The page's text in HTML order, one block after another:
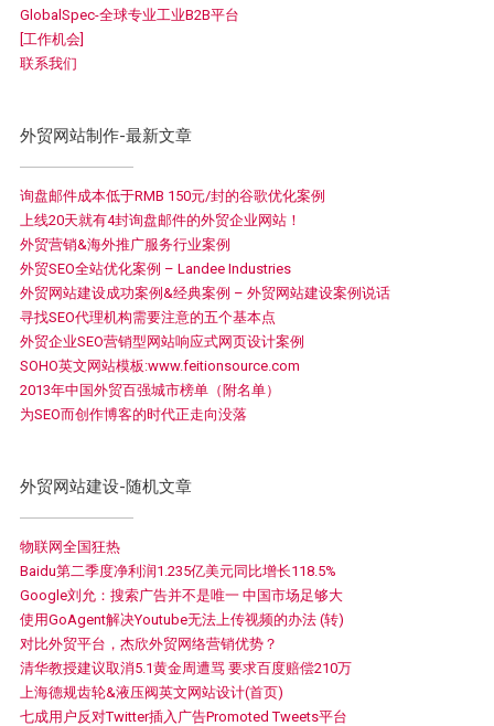
GlobalSpec-全球专业工业B2B平台
[工作机会]
联系我们
外贸网站制作-最新文章
询盘邮件成本低于RMB 150元/封的谷歌优化案例
上线20天就有4封询盘邮件的外贸企业网站！
外贸营销&海外推广服务行业案例
外贸SEO全站优化案例 – Landee Industries
外贸网站建设成功案例&经典案例 – 外贸网站建设案例说话
寻找SEO代理机构需要注意的五个基本点
外贸企业SEO营销型网站响应式网页设计案例
SOHO英文网站模板:www.feitionsource.com
2013年中国外贸百强城市榜单（附名单）
为SEO而创作博客的时代正走向没落
外贸网站建设-随机文章
物联网全国狂热
Baidu第二季度净利润1.235亿美元同比增长118.5%
Google刘允：搜索广告并不是唯一 中国市场足够大
使用GoAgent解决Youtube无法上传视频的办法 (转)
对比外贸平台，杰欣外贸网络营销优势？
清华教授建议取消5.1黄金周遭骂 要求百度赔偿210万
上海德规齿轮&液压阀英文网站设计(首页)
七成用户反对Twitter插入广告Promoted Tweets平台